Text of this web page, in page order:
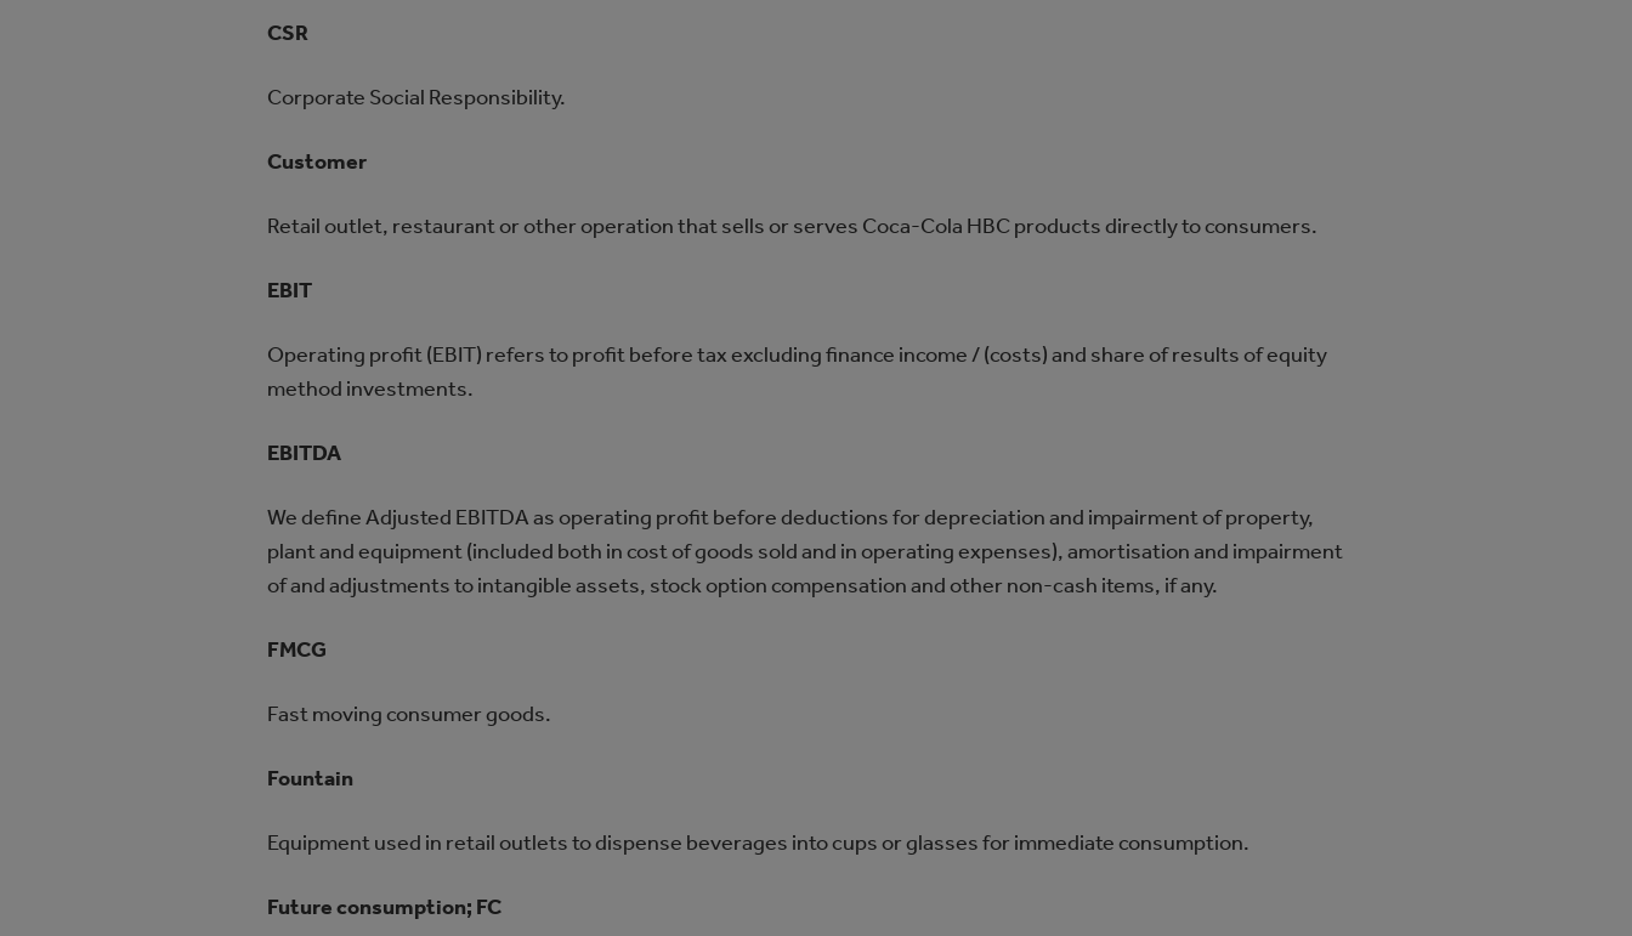
CSR
Corporate Social Responsibility.
Customer
Retail outlet, restaurant or other operation that sells or serves Coca‑Cola HBC products directly to consumers.
EBIT
Operating profit (EBIT) refers to profit before tax excluding finance income / (costs) and share of results of equity
method investments.
EBITDA
We define Adjusted EBITDA as operating profit before deductions for depreciation and impairment of property,
plant and equipment (included both in cost of goods sold and in operating expenses), amortisation and impairment
of and adjustments to intangible assets, stock option compensation and other non-cash items, if any.
FMCG
Fast moving consumer goods.
Fountain
Equipment used in retail outlets to dispense beverages into cups or glasses for immediate consumption.
Future consumption; FC